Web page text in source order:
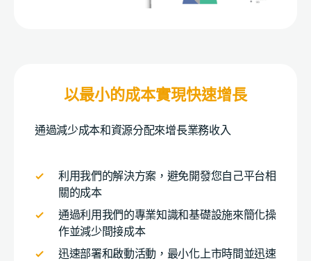
以最小的成本實現快速增長
通過減少成本和資源分配來增長業務收入
利用我們的解決方案，避免開發您自己平台相
關的成本
通過利用我們的專業知識和基礎設施來簡化操
作並減少間接成本
迅速部署和啟動活動，最小化上市時間並迅速